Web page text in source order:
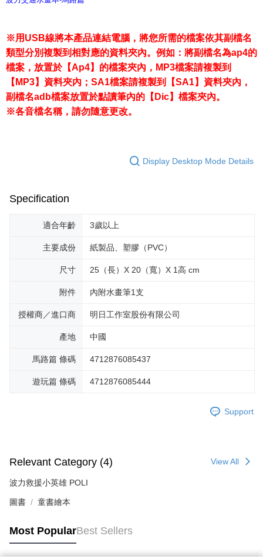
※用USB線將本產品連結電腦，將您所需的檔案依其副檔名
類型分別複製到相對應的資料夾內。例如：將副檔名為ap4的
檔案，放置於【Ap4】的檔案夾內，MP3檔案請複製到
【MP3】資料夾內；SA1檔案請複製到【SA1】資料夾內，
副檔名adb檔案放置於點讀筆內的【Dic】檔案夾內。
※各音檔名稱，請勿隨意更改。
Display Desktop Mode Details
Specification
適合年齡 3歲以上
主要成份 紙製品、塑膠（PVC）
尺寸 25（長）X 20（寬）X 1高 cm
附件 內附水畫筆1支
授權商／進口商 明日工作室股份有限公司
產地 中國
馬路篇 條碼 4712876085437
遊玩篇 條碼 4712876085444
Support
Relevant Category (4) View All
波力救援小英雄 POLI
圖書 童書繪本
Most PopularBest Sellers